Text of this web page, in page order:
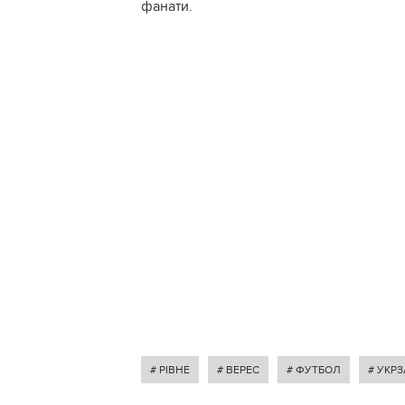
фанати.
# РІВНЕ # ВЕРЕС # ФУТБОЛ #